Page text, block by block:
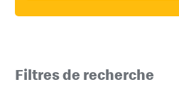
Filtres de recherche